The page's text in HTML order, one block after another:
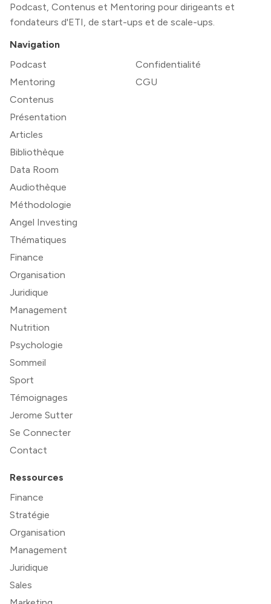
Podcast, Contenus et Mentoring pour dirigeants et
fondateurs d'ETI, de start-ups et de scale-ups.
Navigation
Podcast
Mentoring
Contenus
Présentation
Articles
Bibliothèque
Data Room
Audiothèque
Méthodologie
Angel Investing
Thématiques
Finance
Organisation
Juridique
Management
Nutrition
Psychologie
Sommeil
Sport
Témoignages
Jerome Sutter
Se Connecter
Contact
Confidentialité
CGU
Ressources
Finance
Stratégie
Organisation
Management
Juridique
Sales